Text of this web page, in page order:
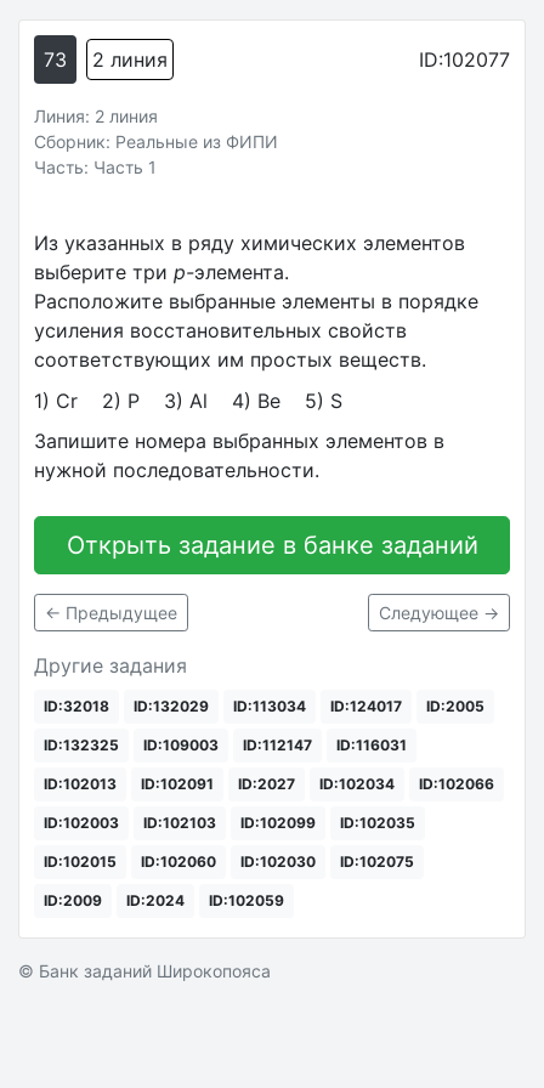
73 2 линия ID:102077
Линия: 2 линия
Сборник: Реальные из ФИПИ
Часть: Часть 1
Из указанных в ряду химических элементов
выберите три p-элемента.
Расположите выбранные элементы в порядке
усиления восстановительных свойств
соответствующих им простых веществ.
1) Cr 2) P 3) Al 4) Be 5) S
Запишите номера выбранных элементов в
нужной последовательности.
Открыть задание в банке заданий
← Предыдущее Следующее →
Другие задания
ID:32018 ID:132029 ID:113034 ID:124017 ID:2005
ID:132325 ID:109003 ID:112147 ID:116031
ID:102013 ID:102091 ID:2027 ID:102034 ID:102066
ID:102003 ID:102103 ID:102099 ID:102035
ID:102015 ID:102060 ID:102030 ID:102075
ID:2009 ID:2024 ID:102059
© Банк заданий Широкопояса